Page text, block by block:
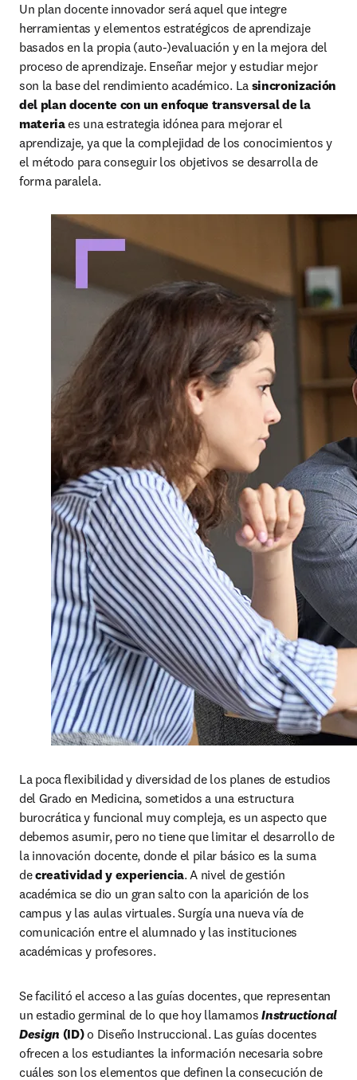
Un plan docente innovador será aquel que integre
herramientas y elementos estratégicos de aprendizaje
basados en la propia (auto-)evaluación y en la mejora del
proceso de aprendizaje. Enseñar mejor y estudiar mejor
son la base del rendimiento académico. La sincronización
del plan docente con un enfoque transversal de la
materia es una estrategia idónea para mejorar el
aprendizaje, ya que la complejidad de los conocimientos y
el método para conseguir los objetivos se desarrolla de
forma paralela.
La poca flexibilidad y diversidad de los planes de estudios
del Grado en Medicina, sometidos a una estructura
burocrática y funcional muy compleja, es un aspecto que
debemos asumir, pero no tiene que limitar el desarrollo de
la innovación docente, donde el pilar básico es la suma
de creatividad y experiencia. A nivel de gestión
académica se dio un gran salto con la aparición de los
campus y las aulas virtuales. Surgía una nueva vía de
comunicación entre el alumnado y las instituciones
académicas y profesores.
Se facilitó el acceso a las guías docentes, que representan
un estadio germinal de lo que hoy llamamos Instructional
Design (ID) o Diseño Instruccional. Las guías docentes
ofrecen a los estudiantes la información necesaria sobre
cuáles son los elementos que definen la consecución de